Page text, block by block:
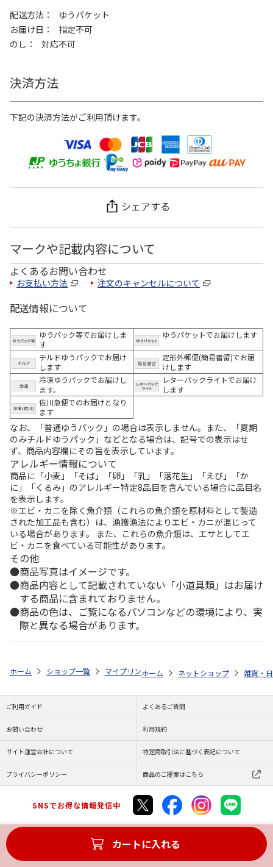
配送方法
ゆうパケット
お届け日
指定不可
のし
対応不可
決済方法
下記の決済方法がご利用頂けます。
シェアする
マークや記載内容について
よくあるお問い合わせ
お支払い方法 注文のキャンセルについて
配送情報について
ゆうパック等でお届けしま
す
ゆうパケットでお届けします
チルドゆうパックでお届け
します
定形外郵便(簡易書留)でお届
けします
冷凍ゆうパックでお届けし
ます。
レターパックライトでお届け
します
佐川急便でのお届けとなり
ます
なお、「普通ゆうパック」の場合は表示しません。また、「夏期
のみチルドゆうパック」などとなる場合は、記号での表示はせ
ず、商品内容欄にその旨を表示しています。
アレルギー情報について
商品に「小麦」「そば」「卵」「乳」「落花生」「えび」「か
に」「くるみ」のアレルギー特定8品目を含んでいる場合に品目名
を表示します。
※エビ・カニを除く魚介類（これらの魚介類を原材料として製造
された加工品も含む）は、漁獲漁法によりエビ・カニが混じって
いる場合があります。 また、これらの魚介類は、エサとしてエ
ビ・カニを食べている可能性があります。
その他
商品写真はイメージです。
商品内容として記載されていない「小道具類」はお届け
する商品に含まれておりません。
商品の色は、ご覧になるパソコンなどの環境により、実
際と異なる場合があります。
カートに入れる
ホーム ショップ一覧 マイプリント シルエットプレート【ポメラ
ホーム ネットショップ 雑貨・
ご利用ガイド よくあるご質問
お問い合わせ 利用規約
サイト運営会社について 特定商取引法に基づく表記について
プライバシーポリシー 商品のご提案はこちら
SNSでお得な情報発信中